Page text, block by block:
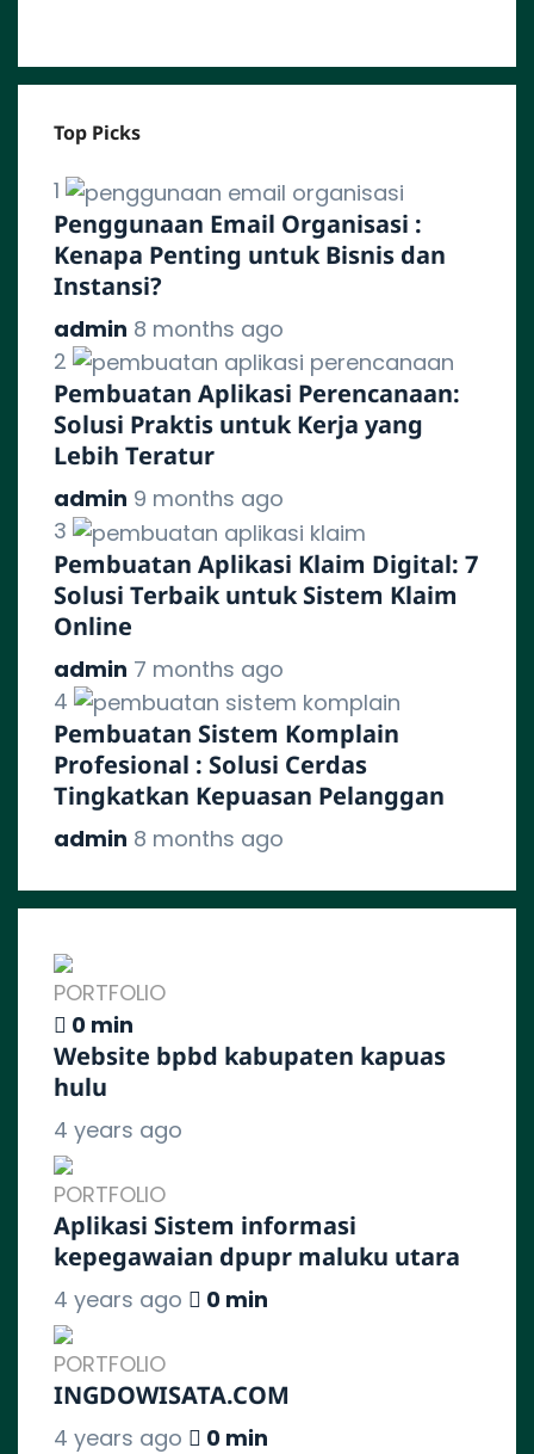
Top Picks
1
Penggunaan Email Organisasi :
Kenapa Penting untuk Bisnis dan
Instansi?
admin 8 months ago
2
Pembuatan Aplikasi Perencanaan:
Solusi Praktis untuk Kerja yang
Lebih Teratur
admin 9 months ago
3
Pembuatan Aplikasi Klaim Digital: 7
Solusi Terbaik untuk Sistem Klaim
Online
admin 7 months ago
4
Pembuatan Sistem Komplain
Profesional : Solusi Cerdas
Tingkatkan Kepuasan Pelanggan
admin 8 months ago
PORTFOLIO
0 min
Website bpbd kabupaten kapuas
hulu
4 years ago
PORTFOLIO
Aplikasi Sistem informasi
kepegawaian dpupr maluku utara
4 years ago 0 min
PORTFOLIO
INGDOWISATA.COM
4 years ago 0 min